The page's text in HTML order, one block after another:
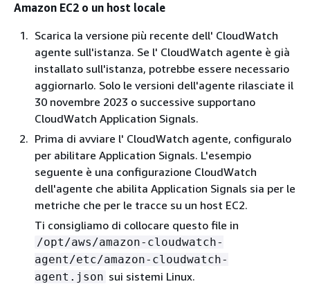
Amazon EC2 o un host locale
Scarica la versione più recente dell' CloudWatch
agente sull'istanza. Se l' CloudWatch agente è già
installato sull'istanza, potrebbe essere necessario
aggiornarlo. Solo le versioni dell'agente rilasciate il
30 novembre 2023 o successive supportano
CloudWatch Application Signals.
Prima di avviare l' CloudWatch agente, configuralo
per abilitare Application Signals. L'esempio
seguente è una configurazione CloudWatch
dell'agente che abilita Application Signals sia per le
metriche che per le tracce su un host EC2.
Ti consigliamo di collocare questo file in
/opt/aws/amazon-cloudwatch-
agent/etc/amazon-cloudwatch-
agent.json sui sistemi Linux.